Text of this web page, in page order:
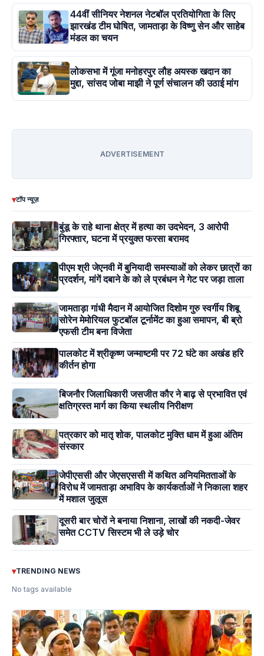
44वीं सीनियर नेशनल नेटबॉल प्रतियोगिता के लिए
झारखंड टीम घोषित, जामताड़ा के विष्णु सेन और साहेब
मंडल का चयन
लोकसभा में गूंजा मनोहरपुर लौह अयस्क खदान का
मुद्दा, सांसद जोबा माझी ने पूर्ण संचालन की उठाई मांग
ADVERTISEMENT
▾टॉप न्यूज़
बुंडू के राहे थाना क्षेत्र में हत्या का उदभेदन, 3 आरोपी
गिरफ्तार, घटना में प्रयुक्त फरसा बरामद
पीएम श्री जेएनवी में बुनियादी समस्याओं को लेकर छात्रों का
प्रदर्शन, मांगें दबाने के को ले प्रबंधन ने गेट पर जड़ा ताला
जामताड़ा गांधी मैदान में आयोजित दिशोम गुरु स्वर्गीय शिबू
सोरेन मेमोरियल फुटबॉल टूर्नामेंट का हुआ समापन, बी ब्रो
एफसी टीम बना विजेता
पालकोट में श्रीकृष्ण जन्माष्टमी पर 72 घंटे का अखंड हरि
कीर्तन होगा
बिजनौर जिलाधिकारी जसजीत कौर ने बाढ़ से प्रभावित एवं
क्षतिग्रस्त मार्ग का किया स्थलीय निरीक्षण
पत्रकार को मातृ शोक, पालकोट मुक्ति धाम में हुआ अंतिम
संस्कार
जेपीएससी और जेएसएससी में कथित अनियमितताओं के
विरोध में जामताड़ा अभाविप के कार्यकर्ताओं ने निकाला शहर
में मशाल जुलूस
दूसरी बार चोरों ने बनाया निशाना, लाखों की नकदी-जेवर
समेत CCTV सिस्टम भी ले उड़े चोर
▾TRENDING NEWS
No tags available